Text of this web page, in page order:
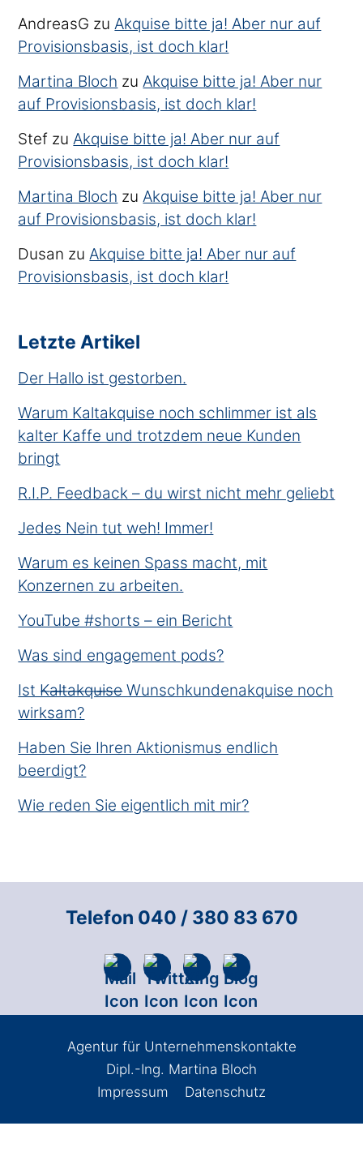
AndreasG zu Akquise bitte ja! Aber nur auf
Provisionsbasis, ist doch klar!
Martina Bloch zu Akquise bitte ja! Aber nur
auf Provisionsbasis, ist doch klar!
Stef zu Akquise bitte ja! Aber nur auf
Provisionsbasis, ist doch klar!
Martina Bloch zu Akquise bitte ja! Aber nur
auf Provisionsbasis, ist doch klar!
Dusan zu Akquise bitte ja! Aber nur auf
Provisionsbasis, ist doch klar!
Letzte Artikel
Der Hallo ist gestorben.
Warum Kaltakquise noch schlimmer ist als
kalter Kaffe und trotzdem neue Kunden
bringt
R.I.P. Feedback – du wirst nicht mehr geliebt
Jedes Nein tut weh! Immer!
Warum es keinen Spass macht, mit
Konzernen zu arbeiten.
YouTube #shorts – ein Bericht
Was sind engagement pods?
Ist K̶a̶l̶t̶a̶k̶q̶u̶i̶s̶e̶ Wunschkundenakquise noch
wirksam?
Haben Sie Ihren Aktionismus endlich
beerdigt?
Wie reden Sie eigentlich mit mir?
Telefon 040 / 380 83 670
Agentur für Unternehmenskontakte
Dipl.-Ing. Martina Bloch
Impressum
Datenschutz